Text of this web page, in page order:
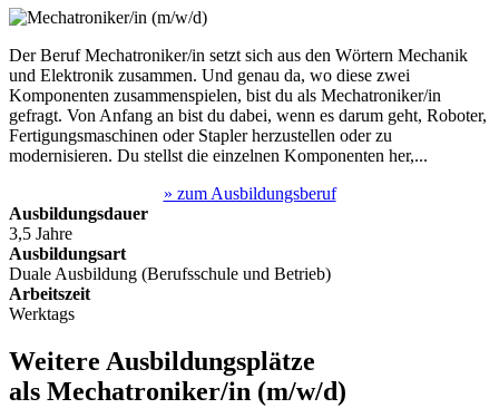
Der Beruf Mechatroniker/in setzt sich aus den Wörtern Mechanik
und Elektronik zusammen. Und genau da, wo diese zwei
Komponenten zusammenspielen, bist du als Mechatroniker/in
gefragt. Von Anfang an bist du dabei, wenn es darum geht, Roboter,
Fertigungsmaschinen oder Stapler herzustellen oder zu
modernisieren. Du stellst die einzelnen Komponenten her,...
» zum Ausbildungsberuf
Ausbildungsdauer
3,5 Jahre
Ausbildungsart
Duale Ausbildung (Berufsschule und Betrieb)
Arbeitszeit
Werktags
Weitere Ausbildungsplätze
als Mechatroniker/in (m/w/d)